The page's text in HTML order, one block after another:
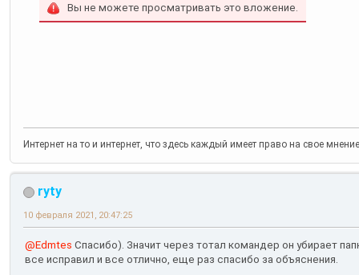
Вы не можете просматривать это вложение.
Интернет на то и интернет, что здесь каждый имеет право на свое
ryty
10 февраля 2021, 20:47:25
@Edmtes Спасибо). Значит через тотал командер он убирает
все исправил и все отлично, еще раз спасибо за объяснения.